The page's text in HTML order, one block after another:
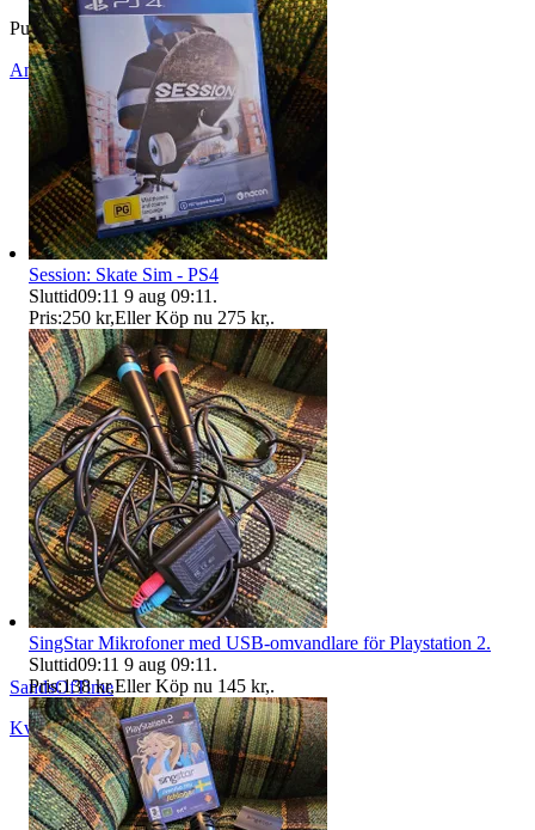
Publicerad
16 maj 20:30
Anmäl Sälj liknande
SandsOfTime
Kvänum,Sverige
Session: Skate Sim - PS4
Sluttid09:11 9 aug 09:11 .
Pris:250 kr,Eller Köp nu 275 kr,.
SingStar Mikrofoner med USB-omvandlare för Playstation 2.
Sluttid09:11 9 aug 09:11 .
Pris:138 kr,Eller Köp nu 145 kr,.